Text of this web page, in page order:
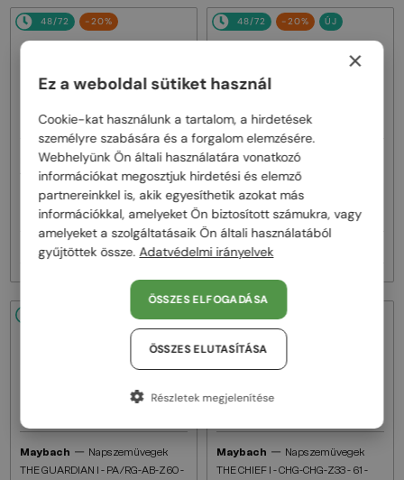
48/72 -20%
Maybach—Napszemüvegek
THE VISIONIST SUN I - RG-WCM-
M12 - 60 - ARANYOZOTT (GOLD
PLATED)
716 000 Ft 896 000 Ft
48/72 -20% ÚJ
Maybach—Napszemüvegek
THE GUARDIAN I - MG/PA-ACN-
Z62 - 60 - Kézzel készült Japánban
532 000 Ft
ÚJ
Maybach — Napszemüvegek
THE GUARDIAN I - PA/RG-AB-Z60 -
-20%
Maybach — Napszemüvegek
THE CHIEF I - CHG-CHG-Z33 - 61 -
×
Ez a weboldal sütiket használ
Cookie-kat használunk a tartalom, a hirdetések
személyre szabására és a forgalom elemzésére.
Webhelyünk Ön általi használatára vonatkozó
információkat megosztjuk hirdetési és elemző
partnereinkkel is, akik egyesíthetik azokat más
információkkal, amelyeket Ön biztosított számukra, vagy
amelyeket a szolgáltatásaik Ön általi használatából
gyűjtöttek össze. Adatvédelmi irányelvek
ÖSSZES ELFOGADÁSA
ÖSSZES ELUTASÍTÁSA
Részletek megjelenítése